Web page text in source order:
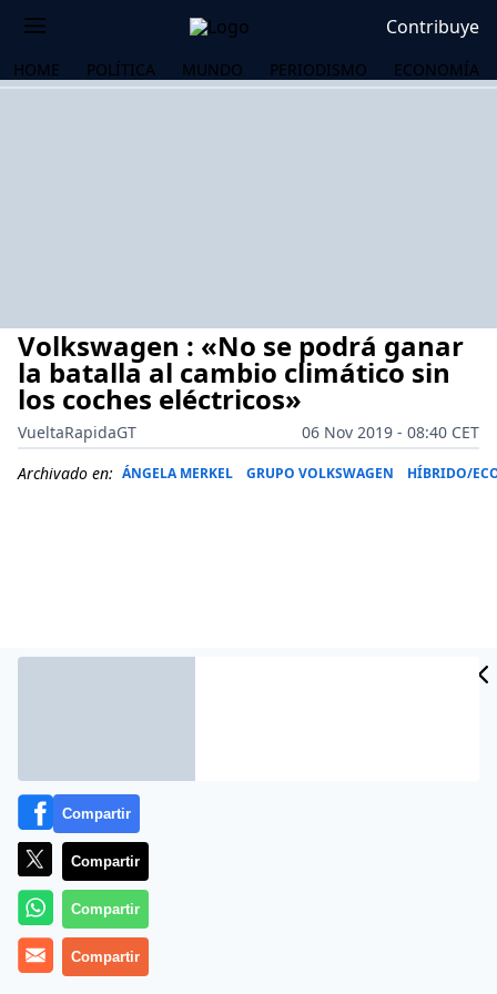
Contribuye
HOME POLÍTICA MUNDO PERIODISMO ECONOMÍA
Volkswagen : «No se podrá ganar
la batalla al cambio climático sin
los coches eléctricos»
VueltaRapidaGT
06 Nov 2019 - 08:40 CET
Archivado en: ÁNGELA MERKEL GRUPO VOLKSWAGEN HÍBRIDO/
Más información
Compartir
Compartir
Compartir
Compartir